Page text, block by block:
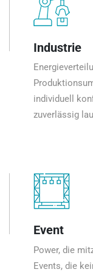
Industrie
individuell
zuverlässig
Event
Power, die
Events, die